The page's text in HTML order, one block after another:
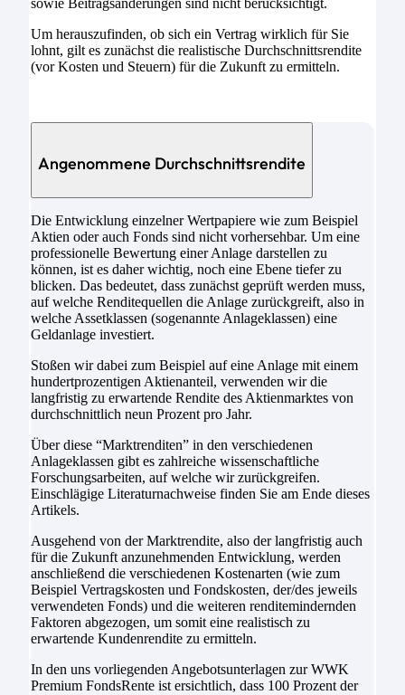
sowie Beitragsänderungen sind nicht berücksichtigt.
Um herauszufinden, ob sich ein Vertrag wirklich für Sie
lohnt, gilt es zunächst die realistische Durchschnittsrendite
(vor Kosten und Steuern) für die Zukunft zu ermitteln.
Angenommene Durchschnittsrendite
Die Entwicklung einzelner Wertpapiere wie zum Beispiel
Aktien oder auch Fonds sind nicht vorhersehbar. Um eine
professionelle Bewertung einer Anlage darstellen zu
können, ist es daher wichtig, noch eine Ebene tiefer zu
blicken. Das bedeutet, dass zunächst geprüft werden muss,
auf welche Renditequellen die Anlage zurückgreift, also in
welche Assetklassen (sogenannte Anlageklassen) eine
Geldanlage investiert.
Stoßen wir dabei zum Beispiel auf eine Anlage mit einem
hundertprozentigen Aktienanteil, verwenden wir die
langfristig zu erwartende Rendite des Aktienmarktes von
durchschnittlich neun Prozent pro Jahr.
Über diese “Marktrenditen” in den verschiedenen
Anlageklassen gibt es zahlreiche wissenschaftliche
Forschungsarbeiten, auf welche wir zurückgreifen.
Einschlägige Literaturnachweise finden Sie am Ende dieses
Artikels.
Ausgehend von der Marktrendite, also der langfristig auch
für die Zukunft anzunehmenden Entwicklung, werden
anschließend die verschiedenen Kostenarten (wie zum
Beispiel Vertragskosten und Fondskosten, der/des jeweils
verwendeten Fonds) und die weiteren renditemindernden
Faktoren abgezogen, um somit eine realistisch zu
erwartende Kundenrendite zu ermitteln.
In den uns vorliegenden Angebotsunterlagen zur WWK
Premium FondsRente ist ersichtlich, dass 100 Prozent der